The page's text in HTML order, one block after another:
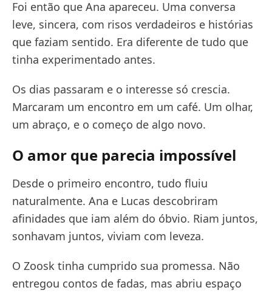
Foi então que Ana apareceu. Uma conversa
leve, sincera, com risos verdadeiros e histórias
que faziam sentido. Era diferente de tudo que
tinha experimentado antes.
Os dias passaram e o interesse só crescia.
Marcaram um encontro em um café. Um olhar,
um abraço, e o começo de algo novo.
O amor que parecia impossível
Desde o primeiro encontro, tudo fluiu
naturalmente. Ana e Lucas descobriram
afinidades que iam além do óbvio. Riam juntos,
sonhavam juntos, viviam com leveza.
O Zoosk tinha cumprido sua promessa. Não
entregou contos de fadas, mas abriu espaço